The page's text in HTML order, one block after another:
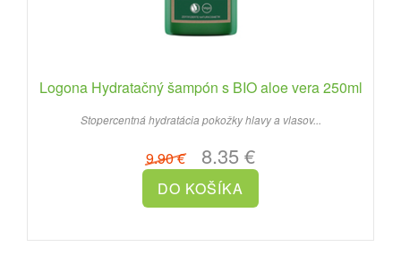
Logona Hydratačný šampón s BIO aloe vera 250ml
Stopercentná hydratácia pokožky hlavy a vlasov...
9.90 €8.35 €